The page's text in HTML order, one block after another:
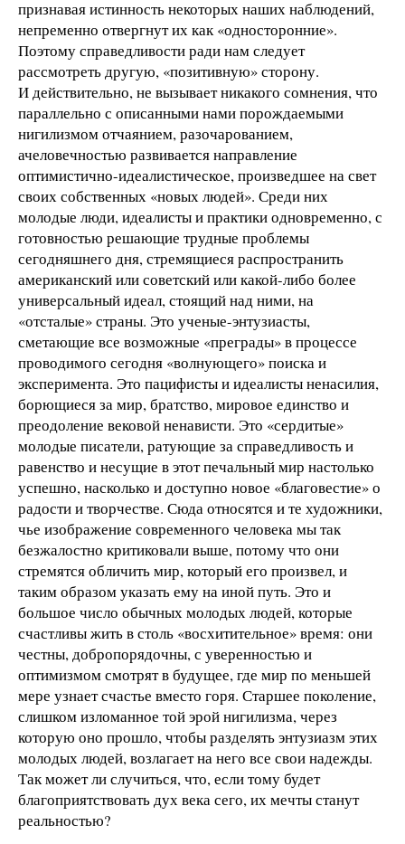
признавая истинность некоторых наших наблюдений,
непременно отвергнут их как «односторонние».
Поэтому справедливости ради нам следует
рассмотреть другую, «позитивную» сторону.
И действительно, не вызывает никакого сомнения, что
параллельно с описанными нами порождаемыми
нигилизмом отчаянием, разочарованием,
ачеловечностью развивается направление
оптимистично-идеалистическое, произведшее на свет
своих собственных «новых людей». Среди них
молодые люди, идеалисты и практики одновременно, с
готовностью решающие трудные проблемы
сегодняшнего дня, стремящиеся распространить
американский или советский или какой-либо более
универсальный идеал, стоящий над ними, на
«отсталые» страны. Это ученые-энтузиасты,
сметающие все возможные «преграды» в процессе
проводимого сегодня «волнующего» поиска и
эксперимента. Это пацифисты и идеалисты ненасилия,
борющиеся за мир, братство, мировое единство и
преодоление вековой ненависти. Это «сердитые»
молодые писатели, ратующие за справедливость и
равенство и несущие в этот печальный мир настолько
успешно, насколько и доступно новое «благовестие» о
радости и творчестве. Сюда относятся и те художники,
чье изображение современного человека мы так
безжалостно критиковали выше, потому что они
стремятся обличить мир, который его произвел, и
таким образом указать ему на иной путь. Это и
большое число обычных молодых людей, которые
счастливы жить в столь «восхитительное» время: они
честны, добропорядочны, с уверенностью и
оптимизмом смотрят в будущее, где мир по меньшей
мере узнает счастье вместо горя. Старшее поколение,
слишком изломанное той эрой нигилизма, через
которую оно прошло, чтобы разделять энтузиазм этих
молодых людей, возлагает на него все свои надежды.
Так может ли случиться, что, если тому будет
благоприятствовать дух века сего, их мечты станут
реальностью?